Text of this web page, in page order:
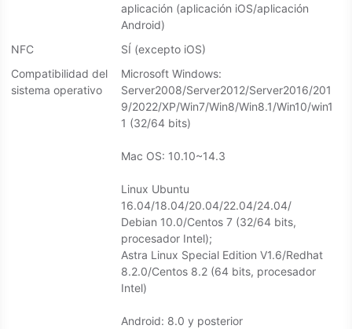
aplicación (aplicación iOS/aplicación
Android)
NFC
SÍ (excepto iOS)
Compatibilidad del
sistema operativo
Microsoft Windows:
Server2008/Server2012/Server2016/201
9/2022/XP/Win7/Win8/Win8.1/Win10/win1
1 (32/64 bits)
Mac OS: 10.10~14.3
Linux Ubuntu
16.04/18.04/20.04/22.04/24.04/
Debian 10.0/Centos 7 (32/64 bits,
procesador Intel);
Astra Linux Special Edition V1.6/Redhat
8.2.0/Centos 8.2 (64 bits, procesador
Intel)
Android: 8.0 y posterior